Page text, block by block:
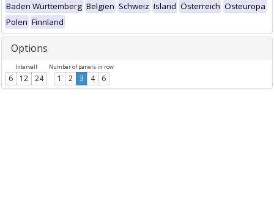
Baden Württemberg Belgien Schweiz Island Österreich Osteuropa
Polen Finnland
Options
Intervall
6 12 24
Number of panels in row
1 2 3 4 6